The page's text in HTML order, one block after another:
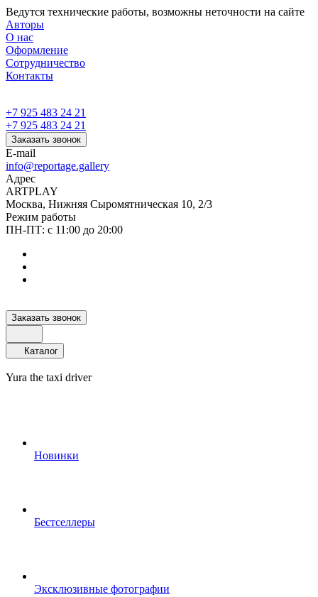
Ведутся технические работы, возможны неточности на сайте
Авторы
О нас
Оформление
Сотрудничество
Контакты
+7 925 483 24 21
+7 925 483 24 21
Заказать звонок
E-mail
info@reportage.gallery
Адрес
ARTPLAY
Москва, Нижняя Сыромятническая 10, 2/3
Режим работы
ПН-ПТ: с 11:00 до 20:00
Заказать звонок
Каталог
Yura the taxi driver
Новинки
Бестселлеры
Эксклюзивные фотографии